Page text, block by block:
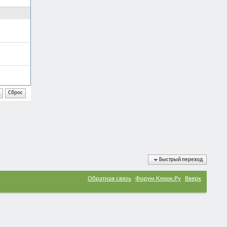
Быстрый переход
Обратная связь Форум Клерк.Ру Вверх